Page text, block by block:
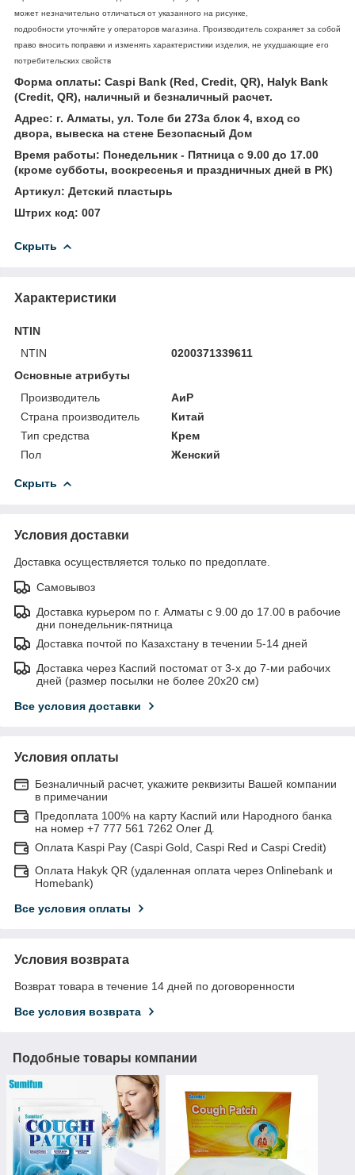
может незначительно отличаться от указанного на рисунке,
подробности уточняйте у операторов магазина. Производитель сохраняет за собой
право вносить поправки и изменять характеристики изделия, не ухудшающие его
потребительских свойств
Форма оплаты: Caspi Bank (Red, Credit, QR), Halyk Bank
(Credit, QR), наличный и безналичный расчет.
Адрес: г. Алматы, ул. Толе би 273а блок 4, вход со
двора, вывеска на стене Безопасный Дом
Время работы: Понедельник - Пятница с 9.00 до 17.00
(кроме субботы, воскресенья и праздничных дней в РК)
Артикул: Детский пластырь
Штрих код: 007
Скрыть
Характеристики
NTIN
NTIN
0200371339611
Основные атрибуты
Производитель
АиР
Страна производитель
Китай
Тип средства
Крем
Пол
Женский
Скрыть
Условия доставки
Доставка осуществляется только по предоплате.
Самовывоз
Доставка курьером по г. Алматы с 9.00 до 17.00 в рабочие
дни понедельник-пятница
Доставка почтой по Казахстану в течении 5-14 дней
Доставка через Каспий постомат от 3-х до 7-ми рабочих
дней (размер посылки не более 20х20 см)
Все условия доставки
Условия оплаты
Безналичный расчет, укажите реквизиты Вашей компании
в примечании
Предоплата 100% на карту Каспий или Народного банка
на номер +7 777 561 7262 Олег Д.
Оплата Kaspi Pay (Caspi Gold, Caspi Red и Caspi Credit)
Оплата Hakyk QR (удаленная оплата через Onlinebank и
Homebank)
Все условия оплаты
Условия возврата
Возврат товара в течение 14 дней по договоренности
Все условия возврата
Подобные товары компании